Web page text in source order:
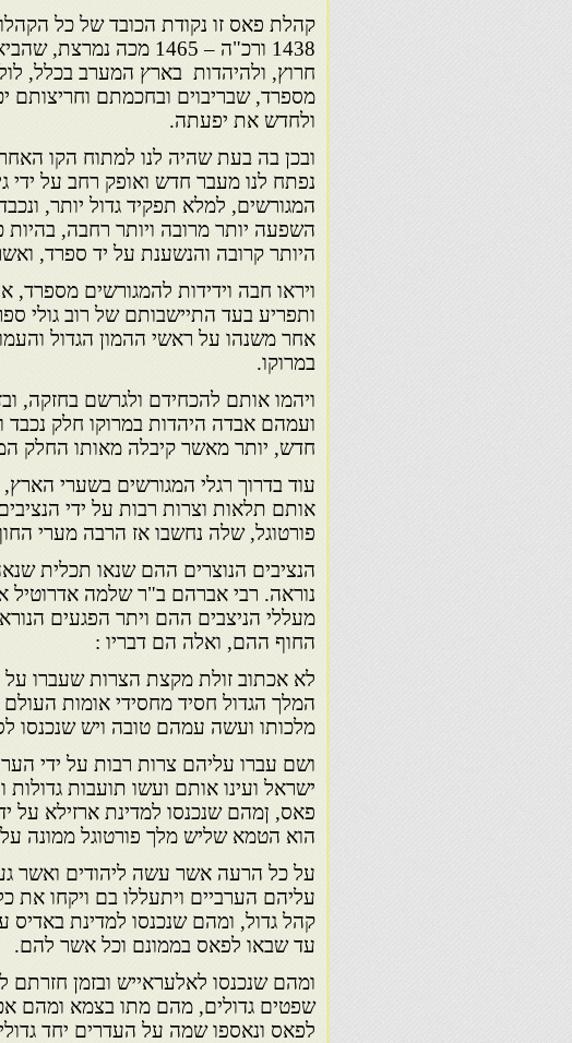
קהלת פאס זו נקודת הכובד של כל
1438 ורכ"ה – 1465 מכה
חרוץ, ולהיהדות בארץ המערב בכלל,
מספרד, שבריבוים ובחכמתם וחריצותם
ולחדש את יפעתה.
ובכן בה בעת שהיה לנו למתוח הקו
נפתח לנו מעבר חדש ואופק רחב על ידי
המגורשים, למלא תפקיד גדול יותר,
השפעה יותר מרובה ויותר רחבה,
היותר קרובה והנשענת על יד ספרד,
ויראו חבה וידידות להמגורשים
ותפריע בעד התיישבותם של רוב גולי
אחר משנהו על ראשי ההמון הגדול
במרוקו.
ויהמו אותם להכחידם ולגרשם בחזקה,
ועמהם אבדה היהדות במרוקו חלק
חדש, יותר מאשר קיבלה מאותו החלק
עוד בדרוך רגלי המגורשים בשערי
אותם תלאות וצרות רבות על ידי
פורטוגל, שלה נחשבו אז הרבה מערי
הנציבים הנוצרים ההם שנאו תכלית
נוראה. רבי אברהם ב"ר שלמה אדרוטיל
מעללי הניצבים ההם ויתר הפגעים
החוף ההם, ואלה הם דבריו :
לא אכתוב זולת מקצת הצרות שעברו
המלך הגדול חסיד מחסידי אומות
מלכותו ועשה עמהם טובה ויש שנכנסו
ושם עברו עליהם צרות רבות על ידי
ישראל ועינו אותם ועשו תועבות
פאס, ןמהם שנכנסו למדינת ארזילא על
הוא הטמא שליש מלך פורטוגל ממונה על
על כל הרעה אשר עשה ליהודים ואשר
עליהם הערביים ויתעללו בם ויקחו את
קהל גדול, ומהם שנכנסו למדינת באדיס
עד שבאו לפאס בממונם וכל אשר להם.
ומהם שנכנסו לאלעראייש ובזמן
שפטים גדולים, מהם מתו בצמא ומהם
לפאס ונאספו שמה על העדרים יחד